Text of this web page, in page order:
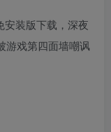
安装版下载，深夜
戏第四面墙嘲讽